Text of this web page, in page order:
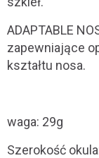
ADAPTABLE
zapewniające
kształtu nosa.
waga: 29g
Szerokość